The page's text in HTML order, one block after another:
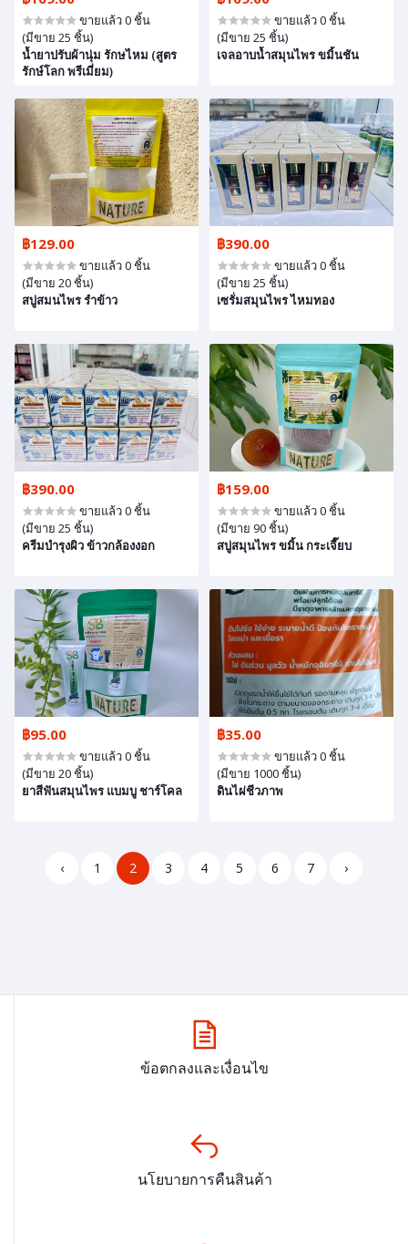
ขายแล้ว 0 ชิ้น
(มีขาย 25 ชิ้น)
น้ำยาปรับผ้านุ่ม รักษไหม (สูตร
รักษ์โลก พรีเมี่ยม)
ขายแล้ว 0 ชิ้น
(มีขาย 25 ชิ้น)
เจลอาบน้ำสมุนไพร ขมิ้นชัน
฿129.00
ขายแล้ว 0 ชิ้น
(มีขาย 20 ชิ้น)
สบู่สมนไพร รำข้าว
฿390.00
ขายแล้ว 0 ชิ้น
(มีขาย 25 ชิ้น)
เซรั่มสมุนไพร ไหมทอง
฿390.00
ขายแล้ว 0 ชิ้น
(มีขาย 25 ชิ้น)
ครีมบำรุงผิว ข้าวกล้องงอก
฿159.00
ขายแล้ว 0 ชิ้น
(มีขาย 90 ชิ้น)
สบู่สมุนไพร ขมิ้น กระเจี๊ยบ
฿95.00
ขายแล้ว 0 ชิ้น
(มีขาย 20 ชิ้น)
ยาสีฟันสมุนไพร แบมบู ชาร์โคล
฿35.00
ขายแล้ว 0 ชิ้น
(มีขาย 1000 ชิ้น)
ดินไผ่ชีวภาพ
‹ 1 2 3 4 5 6 7 ›
ข้อตกลงและเงื่อนไข
นโยบายการคืนสินค้า